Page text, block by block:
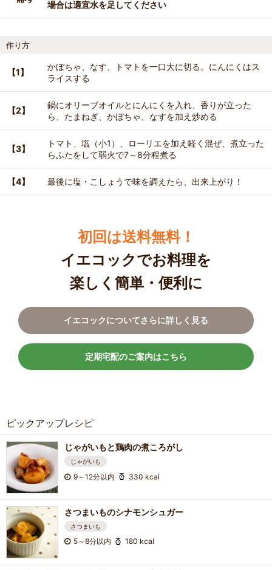
場合は適宜水を足してください
作り方
【1】
かぼちゃ、なす、トマトを一口大に切る。にんにくはス
ライスする
【2】
鍋にオリーブオイルとにんにくを入れ、香りが立った
ら、たまねぎ、かぼちゃ、なすを加え炒める
【3】
トマト、塩（小1）、ローリエを加え軽く混ぜ、煮立った
らふたをして弱火で7～8分程煮る
【4】 最後に塩・こしょうで味を調えたら、出来上がり！
初回は送料無料！
イエコックでお料理を
楽しく簡単・便利に
イエコックについてさらに詳しく見る
定期宅配のご案内はこちら
ピックアップレシピ
じゃがいもと鶏肉の煮ころがし
じゃがいも
9～12分以内 330 kcal
さつまいものシナモンシュガー
さつまいも
5～8分以内 180 kcal